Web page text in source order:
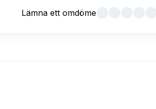
Lämna ett omdöme